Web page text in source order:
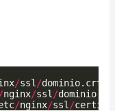
/ssl /dominio. crt
nginx/ssl /dominio.
/nginx/ssl /